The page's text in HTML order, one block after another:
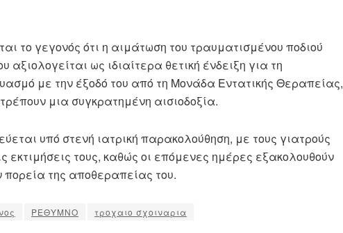
το γεγονός ότι η αιμάτωση του τραυματισμένου ποδιού
αξιολογείται ως ιδιαίτερα θετική ένδειξη για τη
με την έξοδό του από τη Μονάδα Εντατικής Θεραπείας,
μια συγκρατημένη αισιοδοξία.
υπό στενή ιατρική παρακολούθηση, με τους γιατρούς
εκτιμήσεις τους, καθώς οι επόμενες ημέρες εξακολουθούν
πορεία της αποθεραπείας του.
ΡΕΘΥΜΝΟ τροχαιο σχοιναρια